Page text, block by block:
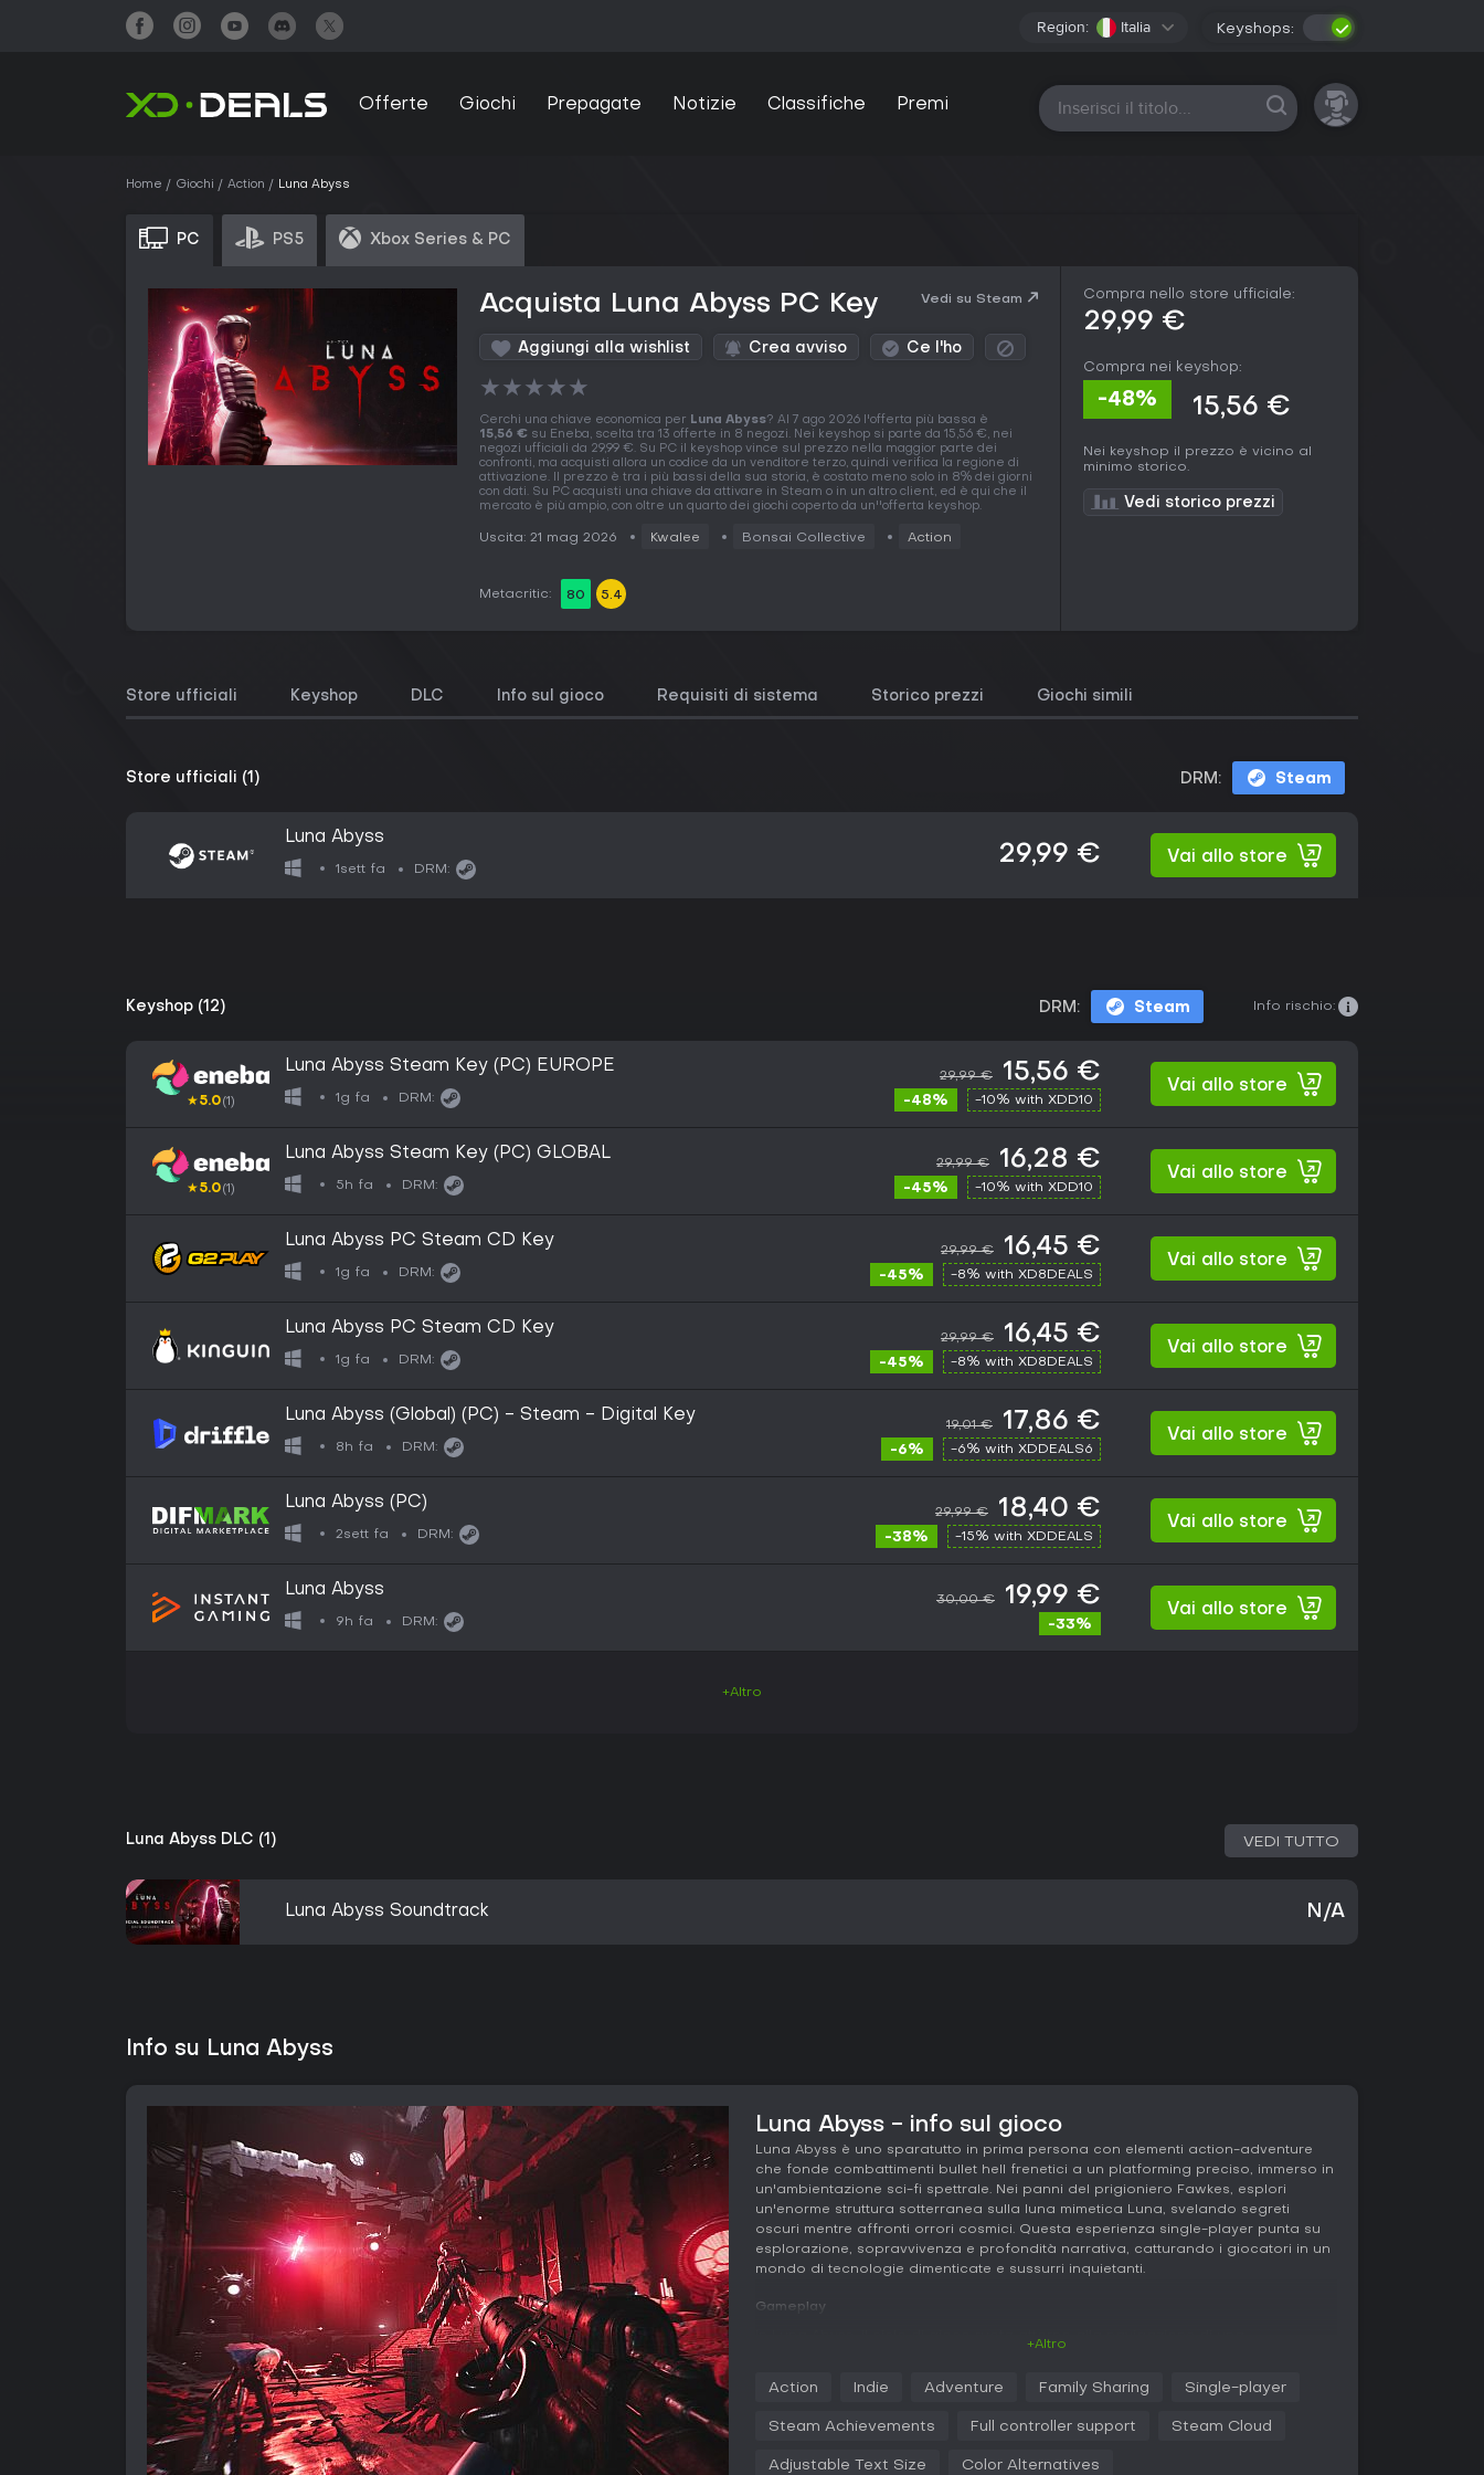
Region: Italia Keyshops:
Offerte Giochi Prepagate Notizie Classifiche Premi Tutte le piattaforme
Home Giochi Action Luna Abyss
PC PS5 Xbox Series & PC
Acquista Luna Abyss PC Key Vedi su Steam
Aggiungi alla wishlist Crea avviso Ce l'ho
★★★★★
Cerchi una chiave economica per Luna Abyss? Al 7 ago 2026 l'offerta più bassa è
15,56 € su Eneba, scelta tra 13 offerte in 8 negozi. Nei keyshop si parte da 15,56 €, nei
negozi ufficiali da 29,99 €. Su PC il keyshop vince sul prezzo nella maggior parte dei
confronti, ma acquisti allora un codice da un venditore terzo, quindi verifica la regione di
attivazione. Il prezzo è tra i più bassi della sua storia, è costato meno solo in 8% dei giorni
con dati. Su PC acquisti una chiave da attivare in Steam o in un altro client, ed è qui che il
mercato è più ampio, con oltre un quarto dei giochi coperto da un''offerta keyshop.
Uscita: 21 mag 2026 Kwalee Bonsai Collective Action
Metacritic: 80 5.4
Compra nello store ufficiale:
29,99 €
Compra nei keyshop:
-48% 15,56 €
Nei keyshop il prezzo è vicino al
minimo storico.
Vedi storico prezzi
Store ufficiali Keyshop DLC Info sul gioco Requisiti di sistema Storico prezzi Giochi simili
Store ufficiali (1) DRM: Steam
Luna Abyss
1sett fa DRM:
29,99 € Vai allo store
Keyshop (12) DRM: Steam Info rischio:
★5.0(1)
Luna Abyss Steam Key (PC) EUROPE
1g fa DRM:
29,99 € 15,56 €
-48% -10% with XDD10
Vai allo store
★5.0(1)
Luna Abyss Steam Key (PC) GLOBAL
5h fa DRM:
29,99 € 16,28 €
-45% -10% with XDD10
Vai allo store
Luna Abyss PC Steam CD Key
1g fa DRM:
29,99 € 16,45 €
-45% -8% with XD8DEALS
Vai allo store
Luna Abyss PC Steam CD Key
1g fa DRM:
29,99 € 16,45 €
-45% -8% with XD8DEALS
Vai allo store
Luna Abyss (Global) (PC) - Steam - Digital Key
8h fa DRM:
19,01 € 17,86 €
-6% -6% with XDDEALS6
Vai allo store
Luna Abyss (PC)
2sett fa DRM:
29,99 € 18,40 €
-38% -15% with XDDEALS
Vai allo store
Luna Abyss
9h fa DRM:
30,00 € 19,99 €
-33%
Vai allo store
+Altro
Luna Abyss DLC (1) VEDI TUTTO
Luna Abyss Soundtrack N/A
Info su Luna Abyss
Luna Abyss - info sul gioco
Luna Abyss è uno sparatutto in prima persona con elementi action-adventure
che fonde combattimenti bullet hell frenetici a un platforming preciso, immerso in
un'ambientazione sci-fi spettrale. Nei panni del prigioniero Fawkes, esplori
un'enorme struttura sotterranea sulla luna mimetica Luna, svelando segreti
oscuri mentre affronti orrori cosmici. Questa esperienza single-player punta su
esplorazione, sopravvivenza e profondità narrativa, catturando i giocatori in un
mondo di tecnologie dimenticate e sussurri inquietanti.
Gameplay
consapevolezza spaziale, trasformando il movimento in un'arma essenziale per
di proiettili da nemici corrotti invadono lo schermo, obbligandoti a schivare
+Altro
Action Indie Adventure Family Sharing Single-player
Steam Achievements Full controller support Steam Cloud
Adjustable Text Size Color Alternatives